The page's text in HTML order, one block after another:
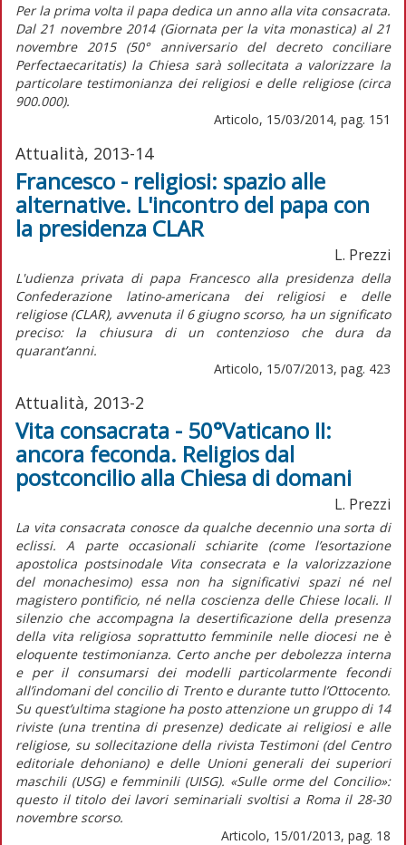
Per la prima volta il papa dedica un anno alla vita consacrata.
Dal 21 novembre 2014 (Giornata per la vita monastica) al 21
novembre 2015 (50° anniversario del decreto conciliare
Perfectaecaritatis) la Chiesa sarà sollecitata a valorizzare la
particolare testimonianza dei religiosi e delle religiose (circa
900.000).
Articolo, 15/03/2014, pag. 151
Attualità, 2013-14
Francesco - religiosi: spazio alle
alternative. L'incontro del papa con
la presidenza CLAR
L. Prezzi
L'udienza privata di papa Francesco alla presidenza della
Confederazione latino-americana dei religiosi e delle
religiose (CLAR), avvenuta il 6 giugno scorso, ha un significato
preciso: la chiusura di un contenzioso che dura da
quarant’anni.
Articolo, 15/07/2013, pag. 423
Attualità, 2013-2
Vita consacrata - 50°Vaticano II:
ancora feconda. Religios dal
postconcilio alla Chiesa di domani
L. Prezzi
La vita consacrata conosce da qualche decennio una sorta di
eclissi. A parte occasionali schiarite (come l’esortazione
apostolica postsinodale Vita consecrata e la valorizzazione
del monachesimo) essa non ha significativi spazi né nel
magistero pontificio, né nella coscienza delle Chiese locali. Il
silenzio che accompagna la desertificazione della presenza
della vita religiosa soprattutto femminile nelle diocesi ne è
eloquente testimonianza. Certo anche per debolezza interna
e per il consumarsi dei modelli particolarmente fecondi
all’indomani del concilio di Trento e durante tutto l’Ottocento.
Su quest’ultima stagione ha posto attenzione un gruppo di 14
riviste (una trentina di presenze) dedicate ai religiosi e alle
religiose, su sollecitazione della rivista Testimoni (del Centro
editoriale dehoniano) e delle Unioni generali dei superiori
maschili (USG) e femminili (UISG). «Sulle orme del Concilio»:
questo il titolo dei lavori seminariali svoltisi a Roma il 28-30
novembre scorso.
Articolo, 15/01/2013, pag. 18